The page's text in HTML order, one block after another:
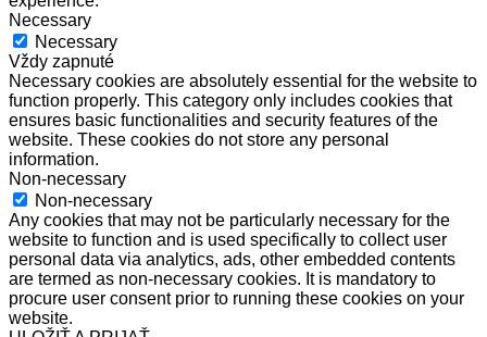
Necessary
Necessary
Vždy zapnuté
Necessary cookies are absolutely essential for the website to
function properly. This category only includes cookies that
ensures basic functionalities and security features of the
website. These cookies do not store any personal
information.
Non-necessary
Non-necessary
Any cookies that may not be particularly necessary for the
website to function and is used specifically to collect user
personal data via analytics, ads, other embedded contents
are termed as non-necessary cookies. It is mandatory to
procure user consent prior to running these cookies on your
website.